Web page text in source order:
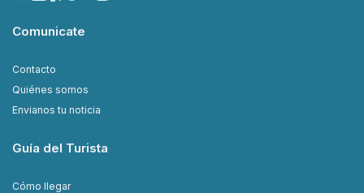
Comunicate
Contacto
Quiénes somos
Envianos tu noticia
Guía del Turista
Cómo llegar